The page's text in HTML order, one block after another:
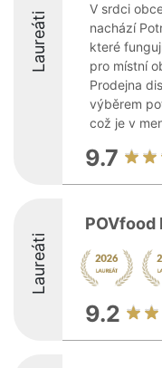
Laureáti
V srdci
nachází
které
pro místní
Prodejna
výběrem
což je v
9.7
Laureáti
9.2